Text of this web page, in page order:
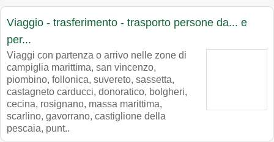
Viaggio - trasferimento - trasporto persone da... e
per...
Viaggi con partenza o arrivo nelle zone di
campiglia marittima, san vincenzo,
piombino, follonica, suvereto, sassetta,
castagneto carducci, donoratico, bolgheri,
cecina, rosignano, massa marittima,
scarlino, gavorrano, castiglione della
pescaia, punt..